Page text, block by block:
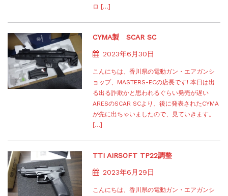
ロ […]
CYMA製 SCAR SC
2023年6月30日
こんにちは、香川県の電動ガン・エアガンシ
ョップ、MASTERS-ECの店長です! 本日は出
る出る詐欺かと思われるぐらい発売が遅い
ARESのSCAR SCより、後に発表されたCYMA
が先に出ちゃいましたので、見ていきます。
[…]
TTI AIRSOFT TP22調整
2023年6月29日
こんにちは、香川県の電動ガン・エアガンシ